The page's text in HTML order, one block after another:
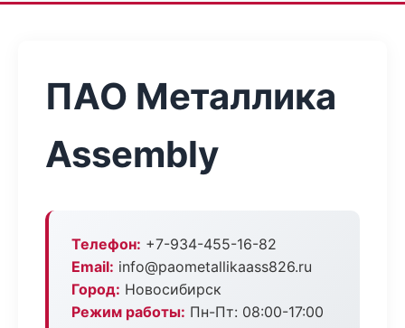
ПАО Металлика
Assembly
Телефон: +7-934-455-16-82
Email: info@paometallikaass826.ru
Город: Новосибирск
Режим работы: Пн-Пт: 08:00-17:00